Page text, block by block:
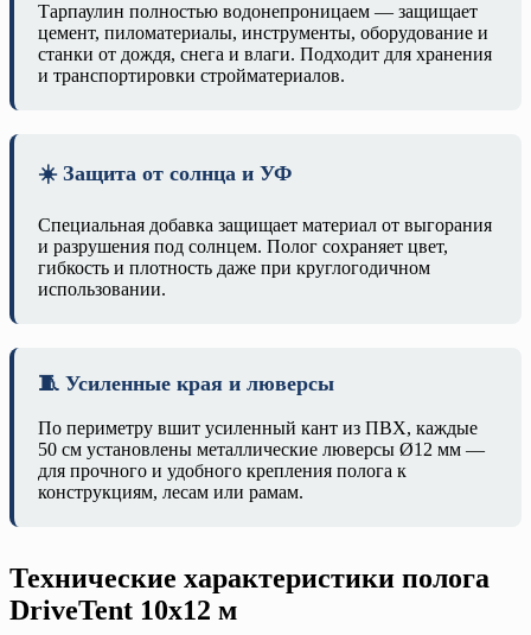
Тарпаулин полностью водонепроницаем — защищает
цемент, пиломатериалы, инструменты, оборудование и
станки от дождя, снега и влаги. Подходит для хранения
и транспортировки стройматериалов.
☀️ Защита от солнца и УФ
Специальная добавка защищает материал от выгорания
и разрушения под солнцем. Полог сохраняет цвет,
гибкость и плотность даже при круглогодичном
использовании.
🧵 Усиленные края и люверсы
По периметру вшит усиленный кант из ПВХ, каждые
50 см установлены металлические люверсы Ø12 мм —
для прочного и удобного крепления полога к
конструкциям, лесам или рамам.
Технические характеристики полога
DriveTent 10х12 м